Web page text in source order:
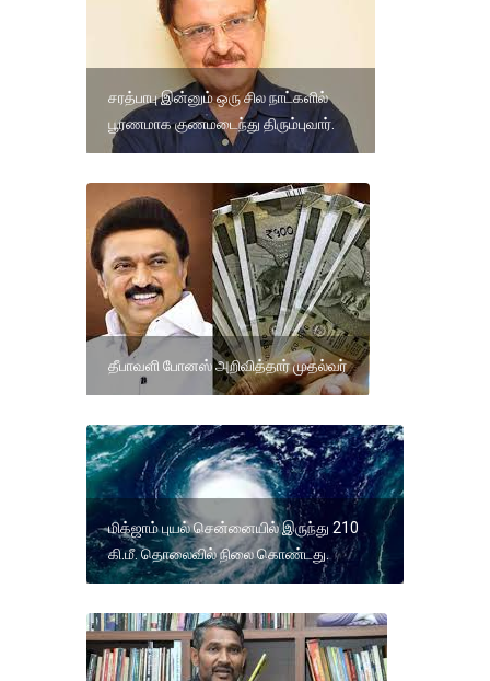
சரத்பாபு இன்னும் ஒரு சில நாட்களில்
பூரணமாக குணமடைந்து திரும்புவார்.
தீபாவளி போனஸ் அறிவித்தார் முதல்வர்
மிக்ஜாம் புயல் சென்னையில் இருந்து 210
கி.மீ. தொலைவில் நிலை கொண்டது.